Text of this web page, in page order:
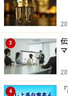
3
4